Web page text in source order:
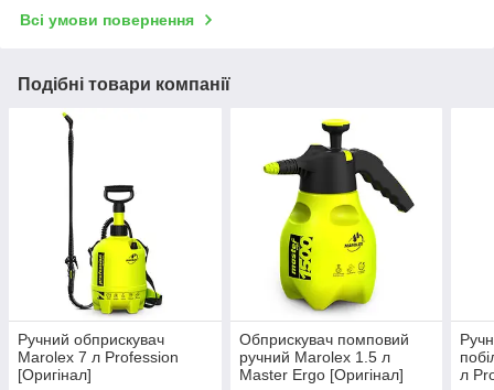
Всі умови повернення
Подібні товари компанії
Ручний обприскувач
Marolex 7 л Profession
[Оригінал]
Обприскувач помповий
ручний Marolex 1.5 л
Master Ergo [Оригінал]
л